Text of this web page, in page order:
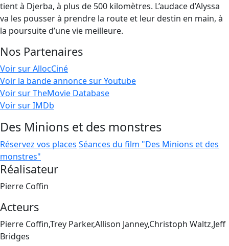
tient à Djerba, à plus de 500 kilomètres. L’audace d’Alyssa
va les pousser à prendre la route et leur destin en main, à
la poursuite d’une vie meilleure.
Nos Partenaires
Voir sur AllocCiné
Voir la bande annonce sur Youtube
Voir sur TheMovie Database
Voir sur IMDb
Des Minions et des monstres
Réservez vos places Séances du film "Des Minions et des
monstres"
Réalisateur
Pierre Coffin
Acteurs
Pierre Coffin,Trey Parker,Allison Janney,Christoph Waltz,Jeff
Bridges